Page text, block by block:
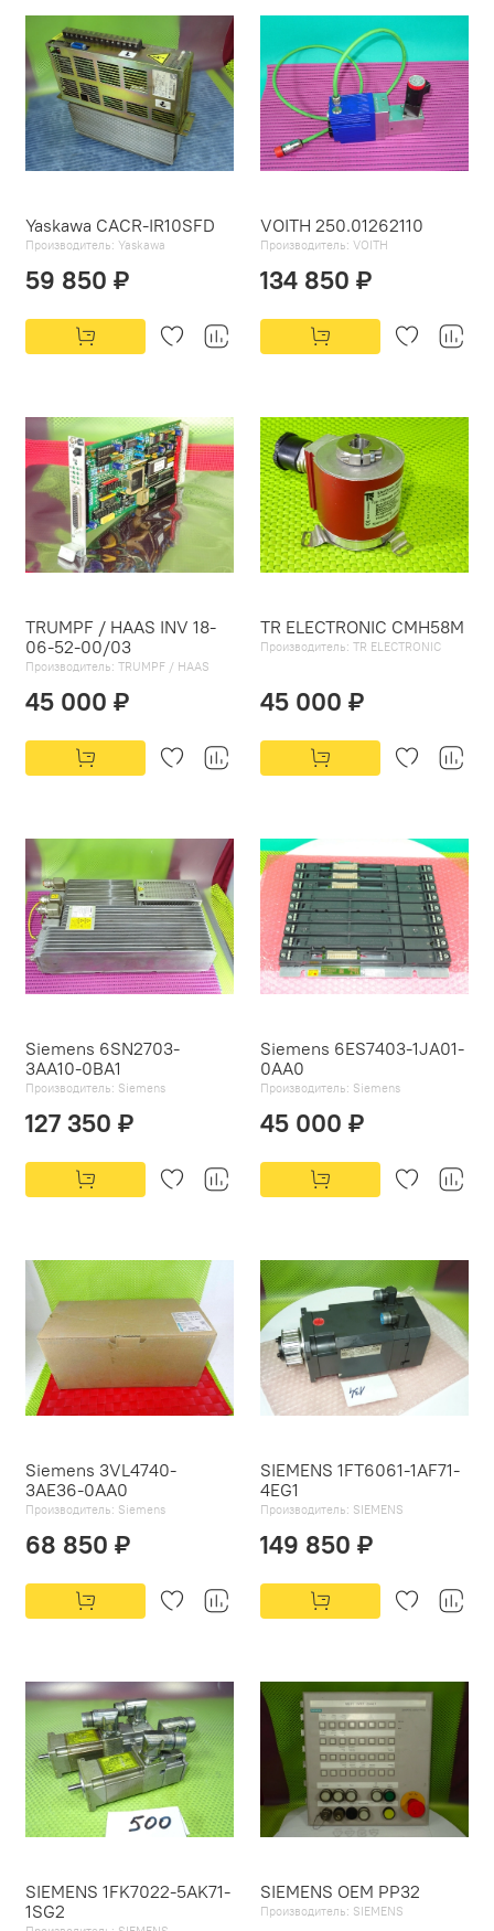
Yaskawa CACR-IR10SFD
Производитель: Yaskawa
59 850 ₽
VOITH 250.01262110
Производитель: VOITH
134 850 ₽
TRUMPF / HAAS INV 18-
06-52-00/03
Производитель: TRUMPF / HAAS
45 000 ₽
TR ELECTRONIC CMH58M
Производитель: TR ELECTRONIC
45 000 ₽
Siemens 6SN2703-
3AA10-0BA1
Производитель: Siemens
127 350 ₽
Siemens 6ES7403-1JA01-
0AA0
Производитель: Siemens
45 000 ₽
Siemens 3VL4740-
3AE36-0AA0
Производитель: Siemens
68 850 ₽
SIEMENS 1FT6061-1AF71-
4EG1
Производитель: SIEMENS
149 850 ₽
SIEMENS 1FK7022-5AK71-
1SG2
SIEMENS OEM PP32
Производитель: SIEMENS